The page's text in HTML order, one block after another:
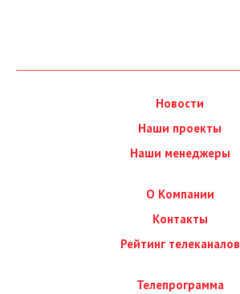
Новости
Наши проекты
Наши менеджеры
О Компании
Контакты
Рейтинг телеканалов
Телепрограмма